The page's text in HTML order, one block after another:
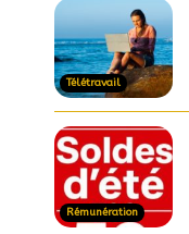
Télétravail
Rémunération